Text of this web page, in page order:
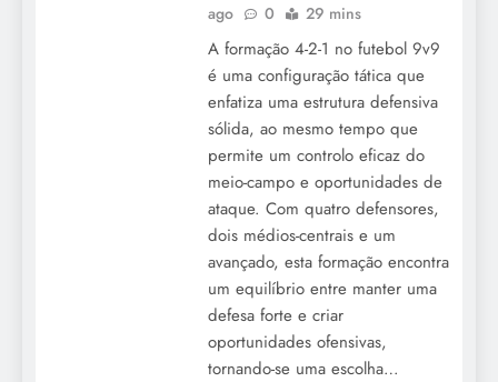
ago
0 29 mins
A formação 4-2-1 no futebol 9v9
é uma configuração tática que
enfatiza uma estrutura defensiva
sólida, ao mesmo tempo que
permite um controlo eficaz do
meio-campo e oportunidades de
ataque. Com quatro defensores,
dois médios-centrais e um
avançado, esta formação encontra
um equilíbrio entre manter uma
defesa forte e criar
oportunidades ofensivas,
tornando-se uma escolha…